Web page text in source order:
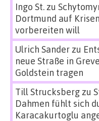
Ingo St.zu
Dortmund auf
vorbereiten will
Ulrich Sanderzu
neue Straße in
Goldstein tragen
Till Strucksbergzu
Dahmen fühlt sich
Karacakurtoglu